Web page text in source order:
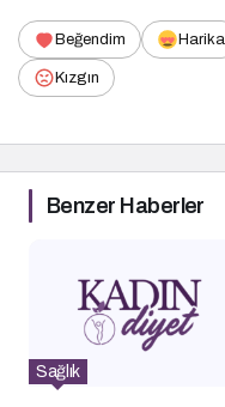
Beğendim Harika
Kızgın
Benzer Haberler
Sağlık